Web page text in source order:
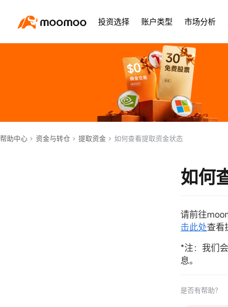
投资选择 账户类型 市场分析
帮助中心 资金与转仓 提取资金 如何查看提取资金状态
如何
请前往
击此处查看
*注：我们
息。
是否有帮助？